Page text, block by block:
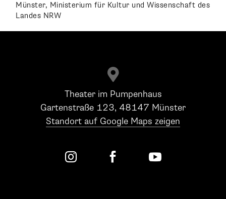
Münster, Ministerium für Kultur und Wissenschaft des
Landes NRW

Theater im Pumpenhaus
Gartenstraße 123, 48147 Münster
Standort auf Google Maps zeigen
  